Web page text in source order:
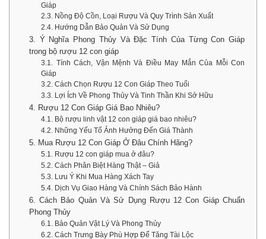
Giáp
2.3. Nồng Độ Cồn, Loại Rượu Và Quy Trình Sản Xuất
2.4. Hướng Dẫn Bảo Quản Và Sử Dụng
3. Ý Nghĩa Phong Thủy Và Đặc Tính Của Từng Con Giáp
trong bộ rượu 12 con giáp
3.1. Tính Cách, Vận Mệnh Và Điều May Mắn Của Mỗi Con
Giáp
3.2. Cách Chọn Rượu 12 Con Giáp Theo Tuổi
3.3. Lợi Ích Về Phong Thủy Và Tinh Thần Khi Sở Hữu
4. Rượu 12 Con Giáp Giá Bao Nhiêu?
4.1. Bộ rượu linh vật 12 con giáp giá bao nhiêu?
4.2. Những Yếu Tố Ảnh Hưởng Đến Giá Thành
5. Mua Rượu 12 Con Giáp Ở Đâu Chính Hãng?
5.1. Rượu 12 con giáp mua ở đâu?
5.2. Cách Phân Biệt Hàng Thật – Giả
5.3. Lưu Ý Khi Mua Hàng Xách Tay
5.4. Dịch Vụ Giao Hàng Và Chính Sách Bảo Hành
6. Cách Bảo Quản Và Sử Dụng Rượu 12 Con Giáp Chuẩn
Phong Thủy
6.1. Bảo Quản Vật Lý Và Phong Thủy
6.2. Cách Trưng Bày Phù Hợp Để Tăng Tài Lộc